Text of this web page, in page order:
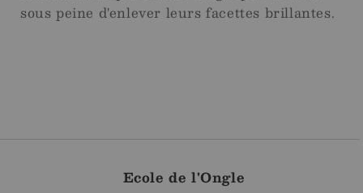
sous peine d'enlever leurs facettes brillantes.
Ecole de l'Ongle